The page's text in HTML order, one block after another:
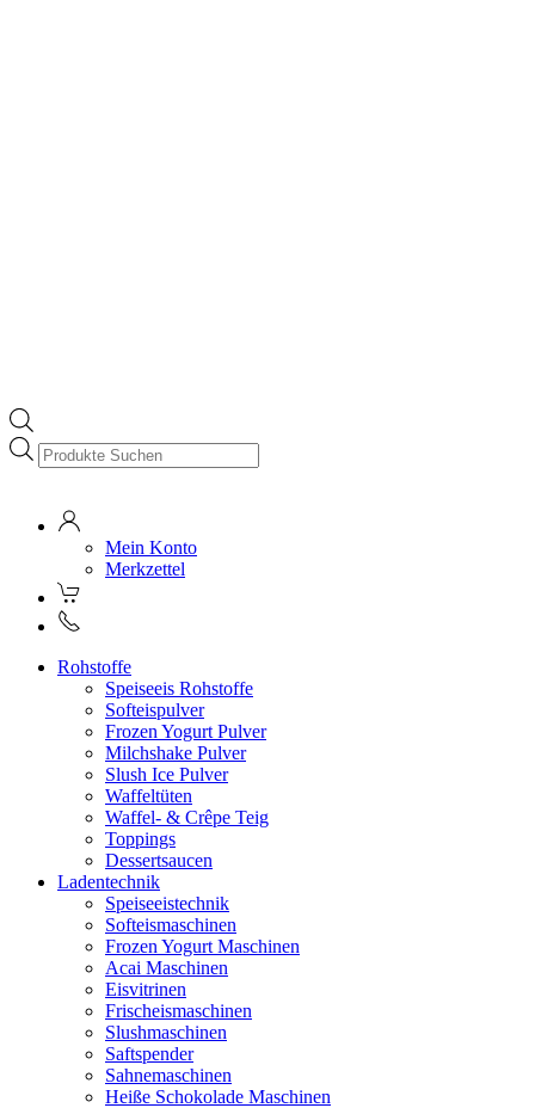
Products
search
Mein Konto
Merkzettel
Rohstoffe
Speiseeis Rohstoffe
Softeispulver
Frozen Yogurt Pulver
Milchshake Pulver
Slush Ice Pulver
Waffeltüten
Waffel- & Crêpe Teig
Toppings
Dessertsaucen
Ladentechnik
Speiseeistechnik
Softeismaschinen
Frozen Yogurt Maschinen
Acai Maschinen
Eisvitrinen
Frischeismaschinen
Slushmaschinen
Saftspender
Sahnemaschinen
Heiße Schokolade Maschinen